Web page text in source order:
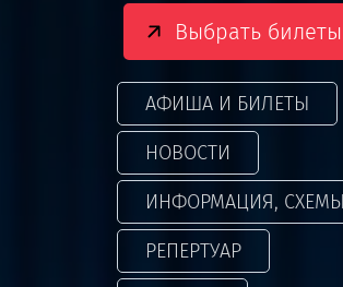
Выбрать билеты
АФИША И БИЛЕТЫ
НОВОСТИ
ИНФОРМАЦИЯ, СХЕМЫ
РЕПЕРТУАР